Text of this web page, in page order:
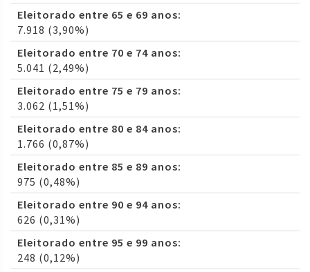
Eleitorado entre 65 e 69 anos:
7.918 (3,90%)
Eleitorado entre 70 e 74 anos:
5.041 (2,49%)
Eleitorado entre 75 e 79 anos:
3.062 (1,51%)
Eleitorado entre 80 e 84 anos:
1.766 (0,87%)
Eleitorado entre 85 e 89 anos:
975 (0,48%)
Eleitorado entre 90 e 94 anos:
626 (0,31%)
Eleitorado entre 95 e 99 anos:
248 (0,12%)